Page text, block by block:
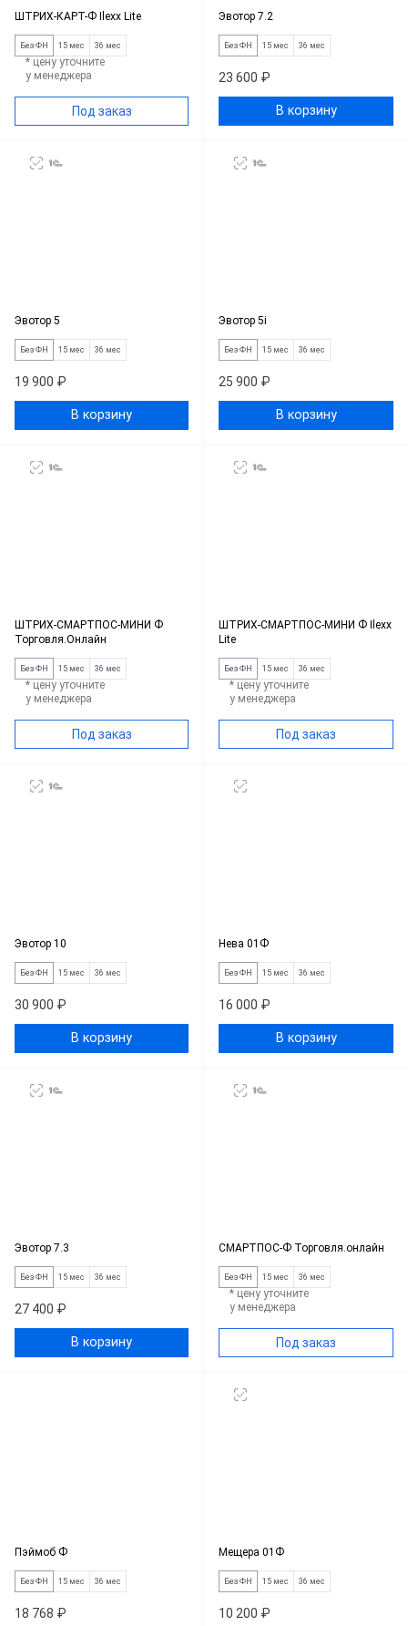
ШТРИХ-КАРТ-Ф Ilexx Lite
Без ФН 15 мес 36 мес
* цену уточните
у менеджера
Под заказ
Эвотор 7.2
Без ФН 15 мес 36 мес
23 600 ₽
В корзину
Эвотор 5
Без ФН 15 мес 36 мес
19 900 ₽
В корзину
Эвотор 5i
Без ФН 15 мес 36 мес
25 900 ₽
В корзину
ШТРИХ-СМАРТПОС-МИНИ Ф
Торговля.Онлайн
Без ФН 15 мес 36 мес
* цену уточните
у менеджера
Под заказ
ШТРИХ-СМАРТПОС-МИНИ Ф Ilexx
Lite
Без ФН 15 мес 36 мес
* цену уточните
у менеджера
Под заказ
Эвотор 10
Без ФН 15 мес 36 мес
30 900 ₽
В корзину
Нева 01Ф
Без ФН 15 мес 36 мес
16 000 ₽
В корзину
Эвотор 7.3
Без ФН 15 мес 36 мес
27 400 ₽
В корзину
СМАРТПОС-Ф Торговля.онлайн
Без ФН 15 мес 36 мес
* цену уточните
у менеджера
Под заказ
Пэймоб Ф
Без ФН 15 мес 36 мес
18 768 ₽
Мещера 01Ф
Без ФН 15 мес 36 мес
10 200 ₽